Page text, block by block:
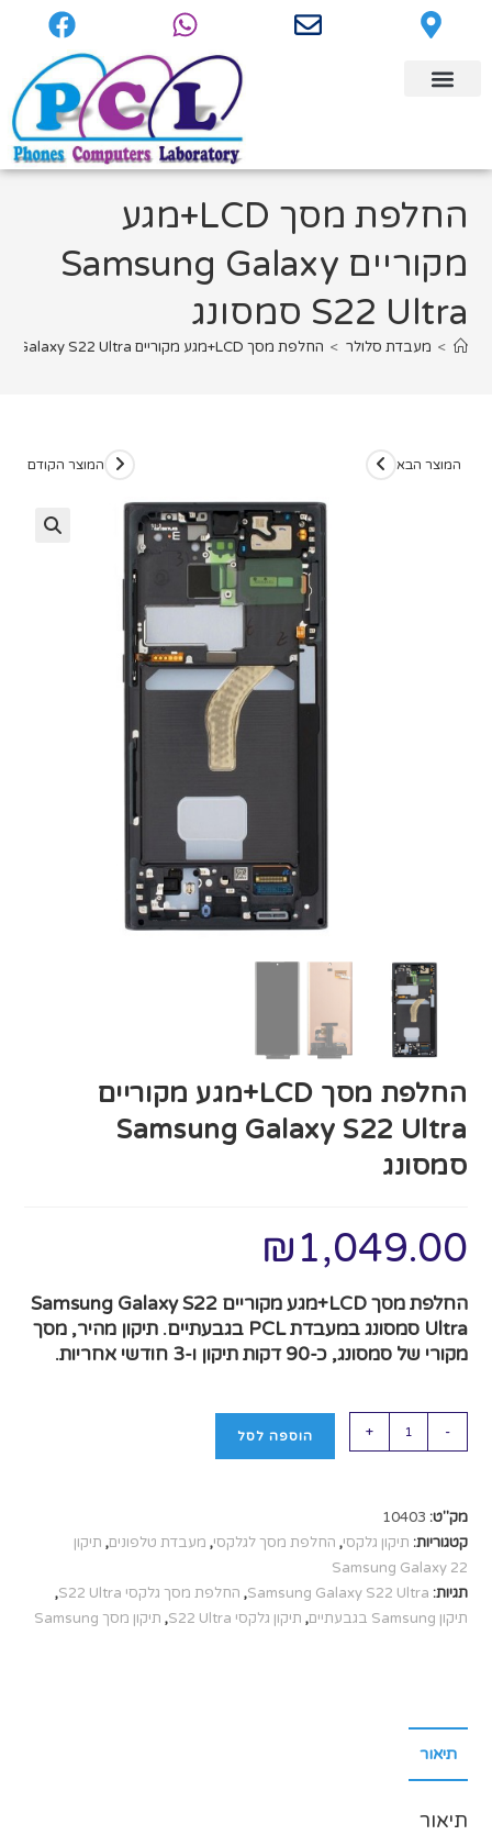
החלפת מסך LCD+מגע
מקוריים Samsung Galaxy
S22 Ultra סמסונג
> מעבדת סלולר > החלפת מסך LCD+מגע מקוריים Samsung Galaxy S22 Ultra סמסונג
המוצר הקודם המוצר הבא
החלפת מסך LCD+מגע מקוריים
Samsung Galaxy S22 Ultra
סמסונג
₪1,049.00
החלפת מסך LCD+מגע מקוריים Samsung Galaxy S22
Ultra סמסונג במעבדת PCL בגבעתיים. תיקון מהיר, מסך
מקורי של סמסונג, כ‑90 דקות תיקון ו‑3 חודשי אחריות.
-
+ הוספה לסל
מק"ט: 10403
קטגוריות: תיקון גלקסי, החלפת מסך לגלקסי, מעבדת טלפונים, תיקון
Samsung Galaxy 22
תגיות: Samsung Galaxy S22 Ultra
, החלפת מסך גלקסי S22 Ultra
,
תיקון Samsung בגבעתיים
, תיקון גלקסי S22 Ultra , תיקון מסך Samsung
תיאור
תיאור